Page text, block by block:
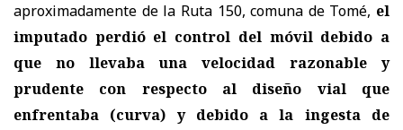
aproximadamente de la Ruta 150, comuna de Tomé, el
imputado perdió el control del móvil debido a
que no llevaba una velocidad razonable y
prudente con respecto al diseño vial que
enfrentaba (curva) y debido a la ingesta de